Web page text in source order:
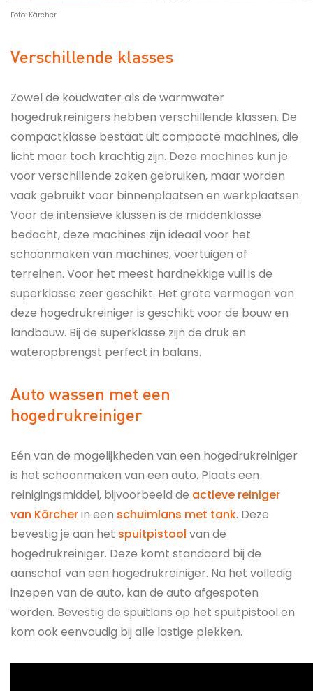
Foto: Kärcher
Verschillende klasses
Zowel de koudwater als de warmwater
hogedrukreinigers hebben verschillende klassen. De
compactklasse bestaat uit compacte machines, die
licht maar toch krachtig zijn. Deze machines kun je
voor verschillende zaken gebruiken, maar worden
vaak gebruikt voor binnenplaatsen en werkplaatsen.
Voor de intensieve klussen is de middenklasse
bedacht, deze machines zijn ideaal voor het
schoonmaken van machines, voertuigen of
terreinen. Voor het meest hardnekkige vuil is de
superklasse zeer geschikt. Het grote vermogen van
deze hogedrukreiniger is geschikt voor de bouw en
landbouw. Bij de superklasse zijn de druk en
wateropbrengst perfect in balans.
Auto wassen met een
hogedrukreiniger
Eén van de mogelijkheden van een hogedrukreiniger
is het schoonmaken van een auto. Plaats een
reinigingsmiddel, bijvoorbeeld de actieve reiniger
van Kärcherin een schuimlans met tank. Deze
bevestig je aan het spuitpistool van de
hogedrukreiniger. Deze komt standaard bij de
aanschaf van een hogedrukreiniger. Na het volledig
inzepen van de auto, kan de auto afgespoten
worden. Bevestig de spuitlans op het spuitpistool en
kom ook eenvoudig bij alle lastige plekken.